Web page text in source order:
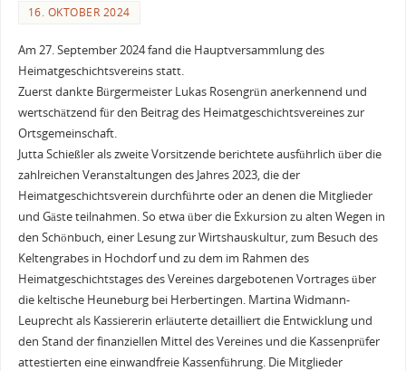
16. OKTOBER 2024
Am 27. September 2024 fand die Hauptversammlung des
Heimatgeschichtsvereins statt.
Zuerst dankte Bürgermeister Lukas Rosengrün anerkennend und
wertschätzend für den Beitrag des Heimatgeschichtsvereines zur
Ortsgemeinschaft.
Jutta Schießler als zweite Vorsitzende berichtete ausführlich über die
zahlreichen Veranstaltungen des Jahres 2023, die der
Heimatgeschichtsverein durchführte oder an denen die Mitglieder
und Gäste teilnahmen. So etwa über die Exkursion zu alten Wegen in
den Schönbuch, einer Lesung zur Wirtshauskultur, zum Besuch des
Keltengrabes in Hochdorf und zu dem im Rahmen des
Heimatgeschichtstages des Vereines dargebotenen Vortrages über
die keltische Heuneburg bei Herbertingen. Martina Widmann-
Leuprecht als Kassiererin erläuterte detailliert die Entwicklung und
den Stand der finanziellen Mittel des Vereines und die Kassenprüfer
attestierten eine einwandfreie Kassenführung. Die Mitglieder